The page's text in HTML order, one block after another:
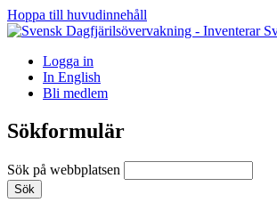
Hoppa till huvudinnehåll
Logga in
In English
Bli medlem
Sökformulär
Sök på webbplatsen